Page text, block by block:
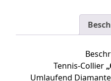
Tennis-Collier
Umlaufend